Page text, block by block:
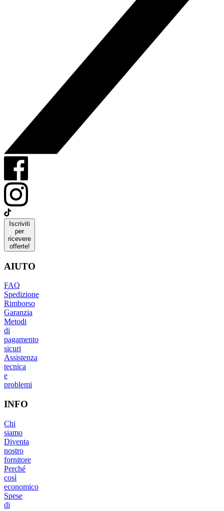
Iscriviti
per
ricevere
offerte!
AIUTO
FAQ
Spedizione
Rimborso
Garanzia
Metodi
di
pagamento
sicuri
Assistenza
tecnica
e
problemi
INFO
Chi
siamo
Diventa
nostro
fornitore
Perché
così
economico
Spese
di